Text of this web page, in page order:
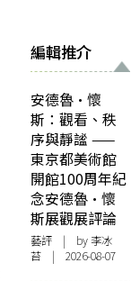
編輯推介
安德魯·懷
斯：觀看、秩
序與靜謐 ——
東京都美術館
開館100周年紀
念安德魯·懷
斯展觀展評論
藝評 | by 李冰
苔 | 2026-08-07